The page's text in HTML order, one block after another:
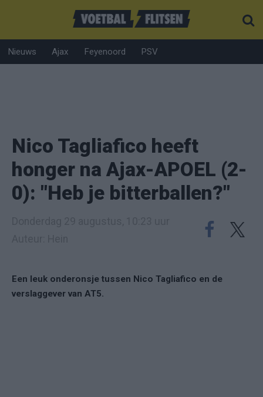
Nieuws Ajax Feyenoord PSV
Nico Tagliafico heeft
honger na Ajax-APOEL (2-
0): "Heb je bitterballen?"
Een leuk onderonsje tussen Nico Tagliafico en de
verslaggever van AT5.